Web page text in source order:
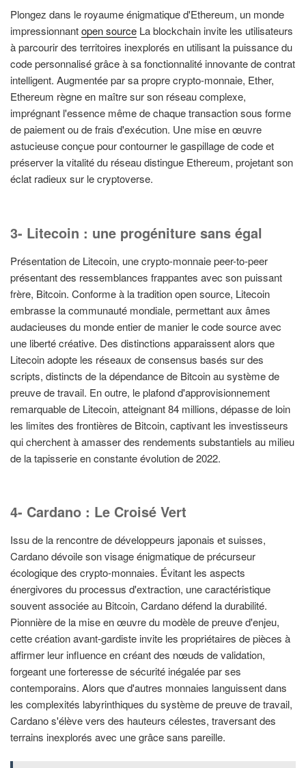
Plongez dans le royaume énigmatique d'Ethereum, un monde
impressionnantopen source La blockchain invite les utilisateurs
à parcourir des territoires inexplorés en utilisant la puissance du
code personnalisé grâce à sa fonctionnalité innovante de contrat
intelligent. Augmentée par sa propre crypto-monnaie, Ether,
Ethereum règne en maître sur son réseau complexe,
imprégnant l'essence même de chaque transaction sous forme
de paiement ou de frais d'exécution. Une mise en œuvre
astucieuse conçue pour contourner le gaspillage de code et
préserver la vitalité du réseau distingue Ethereum, projetant son
éclat radieux sur le cryptoverse.
3- Litecoin : une progéniture sans égal
Présentation de Litecoin, une crypto-monnaie peer-to-peer
présentant des ressemblances frappantes avec son puissant
frère, Bitcoin. Conforme à la tradition open source, Litecoin
embrasse la communauté mondiale, permettant aux âmes
audacieuses du monde entier de manier le code source avec
une liberté créative. Des distinctions apparaissent alors que
Litecoin adopte les réseaux de consensus basés sur des
scripts, distincts de la dépendance de Bitcoin au système de
preuve de travail. En outre, le plafond d'approvisionnement
remarquable de Litecoin, atteignant 84 millions, dépasse de loin
les limites des frontières de Bitcoin, captivant les investisseurs
qui cherchent à amasser des rendements substantiels au milieu
de la tapisserie en constante évolution de 2022.
4- Cardano : Le Croisé Vert
Issu de la rencontre de développeurs japonais et suisses,
Cardano dévoile son visage énigmatique de précurseur
écologique des crypto-monnaies. Évitant les aspects
énergivores du processus d'extraction, une caractéristique
souvent associée au Bitcoin, Cardano défend la durabilité.
Pionnière de la mise en œuvre du modèle de preuve d'enjeu,
cette création avant-gardiste invite les propriétaires de pièces à
affirmer leur influence en créant des nœuds de validation,
forgeant une forteresse de sécurité inégalée par ses
contemporains. Alors que d'autres monnaies languissent dans
les complexités labyrinthiques du système de preuve de travail,
Cardano s'élève vers des hauteurs célestes, traversant des
terrains inexplorés avec une grâce sans pareille.